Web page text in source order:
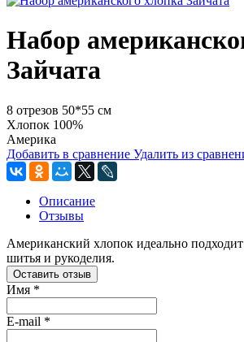
Набор
Зайчата
8 отрезов 50*55 см
Хлопок 100%
Америка
Добавить в сравнение Удалить из
Описание
Отзывы
Американский хлопок идеально
шитья и рукоделия.
Оставить отзыв
Имя *
E-mail *